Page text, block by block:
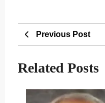
Post
navigation
Previous Post
Related Posts